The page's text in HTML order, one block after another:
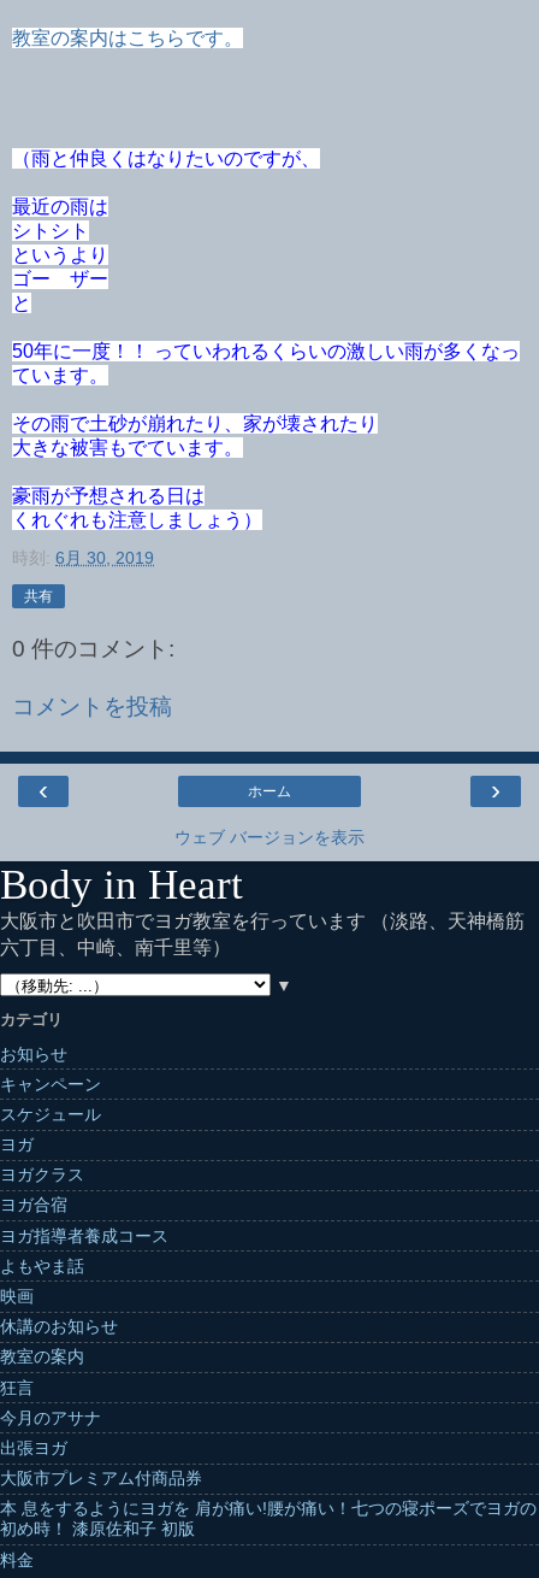
教室の案内はこちらです。
（雨と仲良くはなりたいのですが、
最近の雨は
シトシト
というより
ゴー ザー
と
50年に一度！！ っていわれるくらいの激しい雨が多くなっ
ています。
その雨で土砂が崩れたり、家が壊されたり
大きな被害もでています。
豪雨が予想される日は
くれぐれも注意しましょう）
時刻: 6月 30, 2019
共有
0 件のコメント:
コメントを投稿
‹ ›
ホーム
ウェブ バージョンを表示
Body in Heart
大阪市と吹田市でヨガ教室を行っています （淡路、天神橋筋
六丁目、中崎、南千里等）
▼
カテゴリ
お知らせ
キャンペーン
スケジュール
ヨガ
ヨガクラス
ヨガ合宿
ヨガ指導者養成コース
よもやま話
映画
休講のお知らせ
教室の案内
狂言
今月のアサナ
出張ヨガ
大阪市プレミアム付商品券
本 息をするようにヨガを 肩が痛い!腰が痛い！七つの寝ポーズでヨガの
初め時！ 漆原佐和子 初版
料金